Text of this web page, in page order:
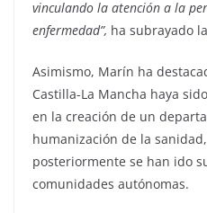
vinculando la atención a la
enfermedad”, ha subrayado
Asimismo, Marín ha
Castilla-La Mancha haya
en la creación de un
humanización de la
posteriormente se han ido
comunidades autónomas.